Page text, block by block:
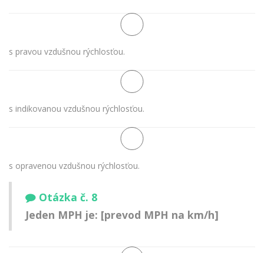
s pravou vzdušnou rýchlosťou.
s indikovanou vzdušnou rýchlosťou.
s opravenou vzdušnou rýchlosťou.
Otázka č. 8
Jeden MPH je: [prevod MPH na km/h]